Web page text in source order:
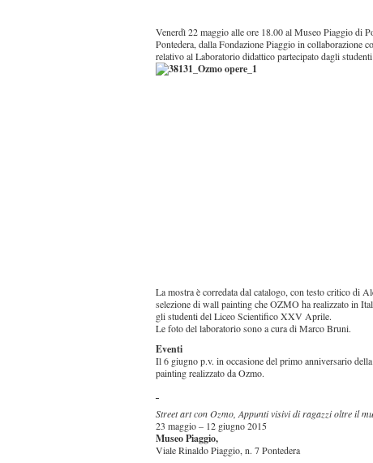
Venerdì 22 maggio alle ore 18.00 al Museo Piaggio di
Pontedera, dalla Fondazione Piaggio in collaborazione
relativo al Laboratorio didattico partecipato dagli
La mostra è corredata dal catalogo, con testo critico di
selezione di wall painting che OZMO ha realizzato in
gli studenti del Liceo Scientifico XXV Aprile.
Le foto del laboratorio sono a cura di Marco Bruni.
Eventi
Il 6 giugno p.v. in occasione del primo anniversario
painting realizzato da Ozmo.
Street art con Ozmo, Appunti visivi di ragazzi oltre il
23 maggio – 12 giugno 2015
Museo Piaggio,
Viale Rinaldo Piaggio, n. 7 Pontedera